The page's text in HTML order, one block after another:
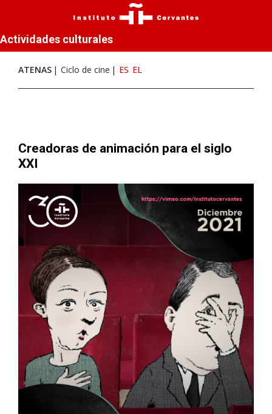
Actividades culturales
ATENAS Ciclo de cine ES EL
Creadoras de animación para el siglo
XXI